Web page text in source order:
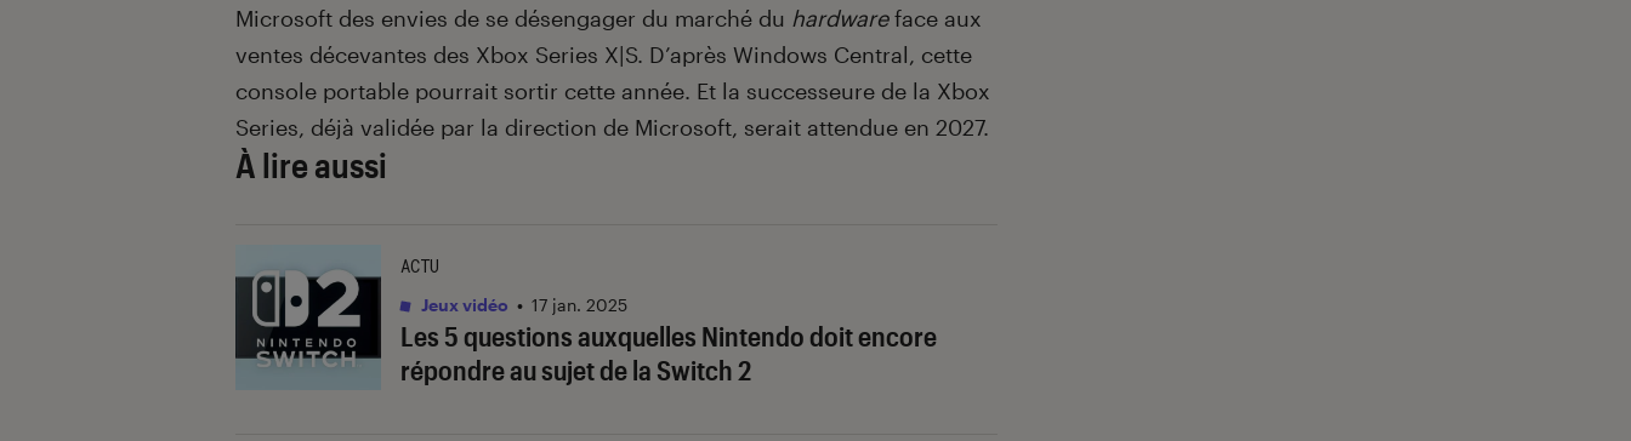
Microsoft des envies de se désengager du marché du hardwareface aux
ventes décevantes des Xbox Series X|S. D’après Windows Central, cette
console portable pourrait sortir cette année. Et la successeure de la Xbox
Series, déjà validée par la direction de Microsoft, serait attendue en 2027.
À lire aussi
Les 5 questions auxquelles Nintendo doit encore
répondre au sujet de la Switch 2
ACTU
Jeux vidéo • 17 jan. 2025